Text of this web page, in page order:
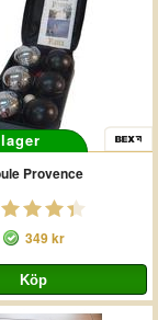
Provence
349 kr